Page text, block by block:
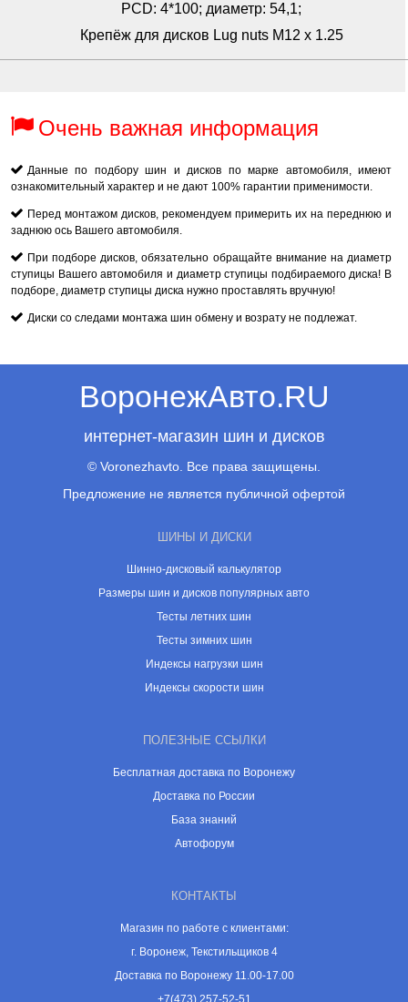
PCD: 4*100; диаметр: 54,1;
Крепёж для дисков Lug nuts M12 x 1.25
Очень важная информация
Данные по подбору шин и дисков по марке автомобиля, имеют
ознакомительный характер и не дают 100% гарантии применимости.
Перед монтажом дисков, рекомендуем примерить их на переднюю и
заднюю ось Вашего автомобиля.
При подборе дисков, обязательно обращайте внимание на диаметр
ступицы Вашего автомобиля и диаметр ступицы подбираемого диска! В
подборе, диаметр ступицы диска нужно проставлять вручную!
Диски со следами монтажа шин обмену и возрату не подлежат.
ВоронежАвто.RU
интернет-магазин шин и дисков
© Voronezhavto. Все права защищены.
Предложение не является публичной офертой
ШИНЫ И ДИСКИ
Шинно-дисковый калькулятор
Размеры шин и дисков популярных авто
Тесты летних шин
Тесты зимних шин
Индексы нагрузки шин
Индексы скорости шин
ПОЛЕЗНЫЕ ССЫЛКИ
Бесплатная доставка по Воронежу
Доставка по России
База знаний
Автофорум
КОНТАКТЫ
Магазин по работе с клиентами:
г. Воронеж, Текстильщиков 4
Доставка по Воронежу 11.00-17.00
+7(473) 257-52-51